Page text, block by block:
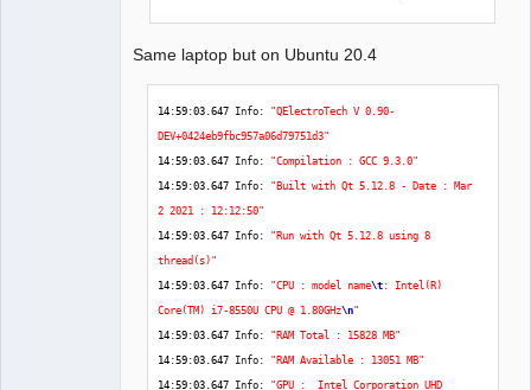
Same laptop but on Ubuntu 20.4
14:59:03.647 Info: "QElectroTech V 0.90-
DEV+0424eb9fbc957a06d79751d3"
14:59:03.647 Info: "Compilation : GCC 9.3.0"
14:59:03.647 Info: "Built with Qt 5.12.8 - Date : Mar
2 2021 : 12:12:50"
14:59:03.647 Info: "Run with Qt 5.12.8 using 8
thread(s)"
14:59:03.647 Info: "CPU : model name\t: Intel(R)
Core(TM) i7-8550U CPU @ 1.80GHz\n"
14:59:03.647 Info: "RAM Total : 15828 MB"
14:59:03.647 Info: "RAM Available : 13051 MB"
14:59:03.647 Info: "GPU :  Intel Corporation UHD